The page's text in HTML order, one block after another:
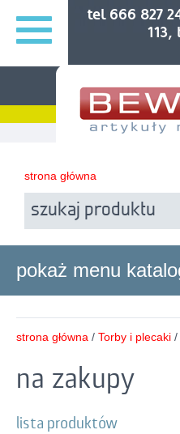
tel 666 827
113,
strona główna
pokaż menu
strona główna / Torby i plecaki /
na zakupy
lista produktów